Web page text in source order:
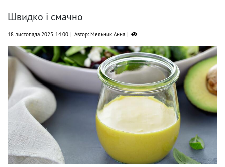
Швидко і смачно
18 листопада 2025, 14:00 Автор: Мельник Анна